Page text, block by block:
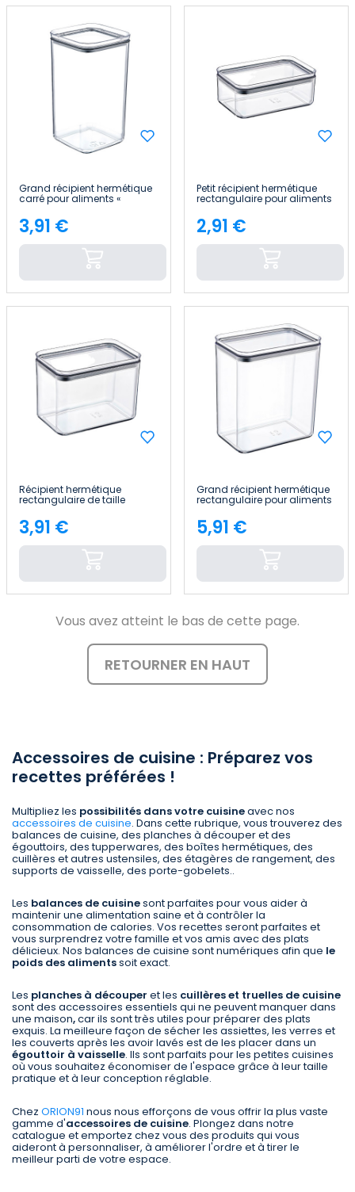
Grand récipient hermétique
carré pour aliments «
10.5x10.5x19cm » 7house
Price
3,91 €
Petit récipient hermétique
rectangulaire pour aliments
« 10.5x16.5x7.5cm » 7house
Price
2,91 €
Récipient hermétique
rectangulaire de taille
moyenne pour aliments «
10.5x16.5x13cm » 7house
Price
3,91 €
Grand récipient hermétique
rectangulaire pour aliments
« 10.5x16.5x19cm » 7house
Price
5,91 €
Vous avez atteint le bas de cette page.
RETOURNER EN HAUT
Accessoires de cuisine : Préparez vos
recettes préférées !
Multipliez les possibilités dans votre cuisineavec nos
accessoires de cuisine. Dans cette rubrique, vous trouverez des
balances de cuisine, des planches à découper et des
égouttoirs, des tupperwares, des boîtes hermétiques, des
cuillères et autres ustensiles, des étagères de rangement, des
supports de vaisselle, des porte-gobelets..
Les balances de cuisinesont parfaites pour vous aider à
maintenir une alimentation saine et à contrôler la
consommation de calories. Vos recettes seront parfaites et
vous surprendrez votre famille et vos amis avec des plats
délicieux. Nos balances de cuisine sont numériques afin que le
poids des alimentssoit exact.
Les planches à découper et les cuillères et truelles de cuisine
sont des accessoires essentiels qui ne peuvent manquer dans
une maison,car ils sont très utiles pour préparer des plats
exquis. La meilleure façon de sécher les assiettes, les verres et
les couverts après les avoir lavés est de les placer dans un
égouttoir à vaisselle. Ils sont parfaits pour les petites cuisines
où vous souhaitez économiser de l'espace grâce à leur taille
pratique et à leur conception réglable.
Chez ORION91 nous nous efforçons de vous offrir la plus vaste
gamme d'accessoires de cuisine. Plongez dans notre
catalogue et emportez chez vous des produits qui vous
aideront à personnaliser, à améliorer l'ordre et à tirer le
meilleur parti de votre espace.